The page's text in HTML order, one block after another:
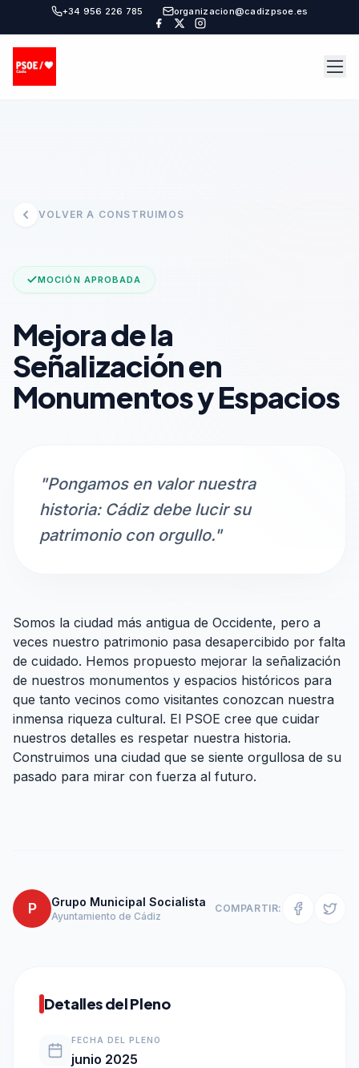
+34 956 226 785 organizacion@cadizpsoe.es
VOLVER A CONSTRUIMOS
MOCIÓN APROBADA
Mejora de la
Señalización en
Monumentos y Espacios
"Pongamos en valor nuestra
historia: Cádiz debe lucir su
patrimonio con orgullo."
Somos la ciudad más antigua de Occidente, pero a
veces nuestro patrimonio pasa desapercibido por falta
de cuidado. Hemos propuesto mejorar la señalización
de nuestros monumentos y espacios históricos para
que tanto vecinos como visitantes conozcan nuestra
inmensa riqueza cultural. El PSOE cree que cuidar
nuestros detalles es respetar nuestra historia.
Construimos una ciudad que se siente orgullosa de su
pasado para mirar con fuerza al futuro.
P Grupo Municipal Socialista
Ayuntamiento de Cádiz
COMPARTIR:
Detalles del Pleno
FECHA DEL PLENO
junio 2025